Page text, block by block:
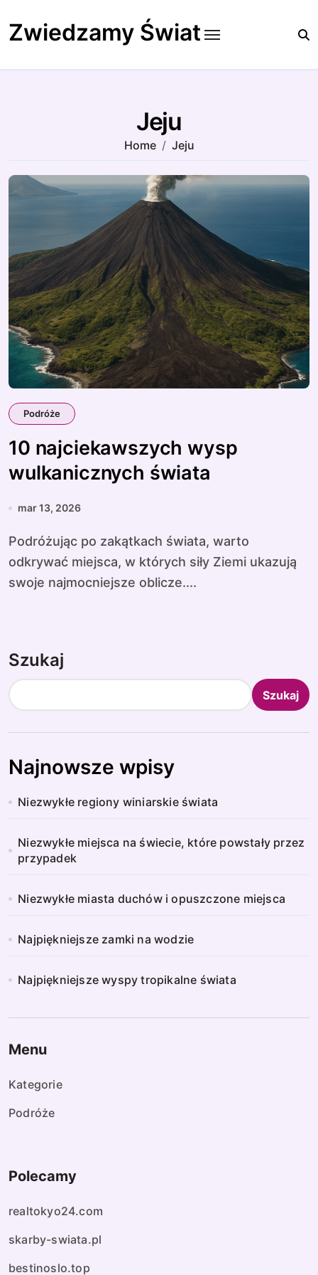
to
content
Zwiedzamy Świat
Jeju
Home Jeju
Podróże
10 najciekawszych wysp
wulkanicznych świata
mar 13, 2026
Podróżując po zakątkach świata, warto
odkrywać miejsca, w których siły Ziemi ukazują
swoje najmocniejsze oblicze....
Szukaj
Szukaj
Najnowsze wpisy
Niezwykłe regiony winiarskie świata
Niezwykłe miejsca na świecie, które powstały przez
przypadek
Niezwykłe miasta duchów i opuszczone miejsca
Najpiękniejsze zamki na wodzie
Najpiękniejsze wyspy tropikalne świata
Menu
Kategorie
Podróże
Polecamy
realtokyo24.com
skarby-swiata.pl
bestinoslo.top